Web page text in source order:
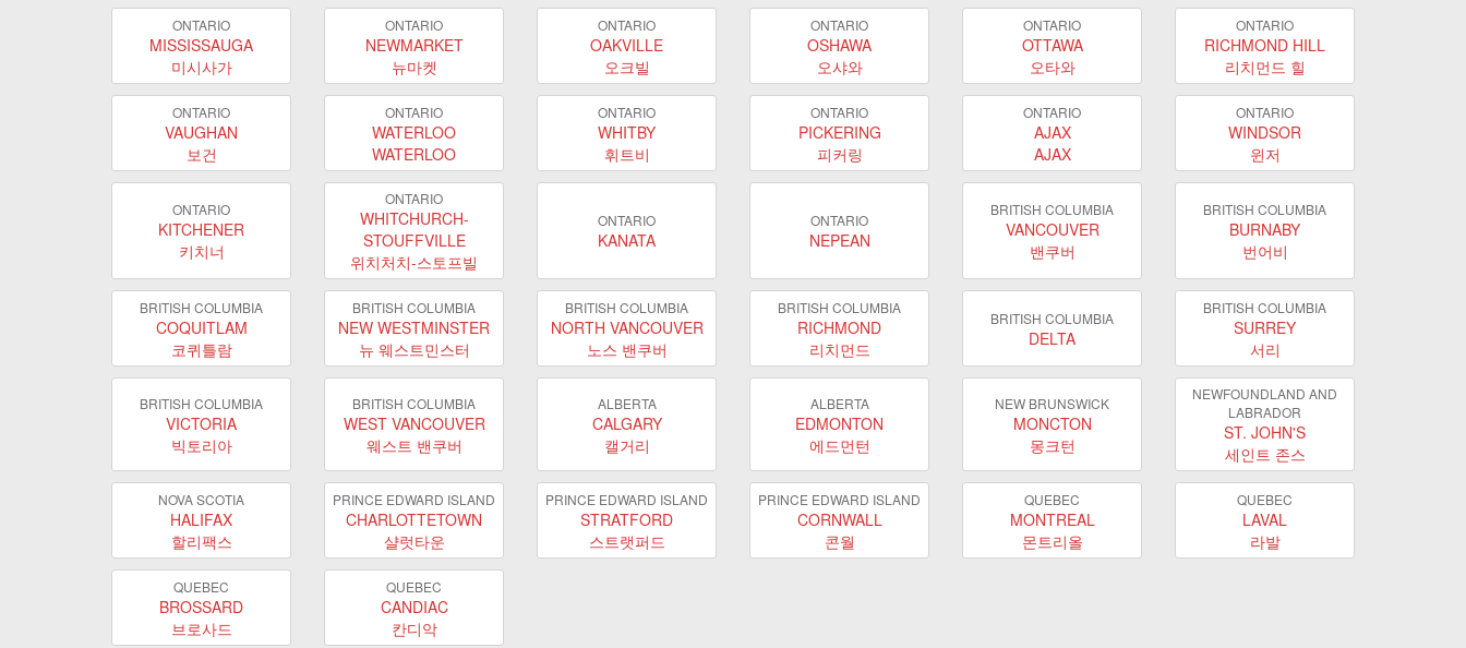
ONTARIO
MISSISSAUGA
미시사가
ONTARIO
NEWMARKET
뉴마켓
ONTARIO
OAKVILLE
오크빌
ONTARIO
OSHAWA
오샤와
ONTARIO
OTTAWA
오타와
ONTARIO
RICHMOND HILL
리치먼드 힐
ONTARIO
VAUGHAN
보건
ONTARIO
WATERLOO
WATERLOO
ONTARIO
WHITBY
휘트비
ONTARIO
PICKERING
피커링
ONTARIO
AJAX
AJAX
ONTARIO
WINDSOR
윈저
ONTARIO
KITCHENER
키치너
ONTARIO
WHITCHURCH-
STOUFFVILLE
위치처치-스토프빌
ONTARIO
KANATA
ONTARIO
NEPEAN
BRITISH COLUMBIA
VANCOUVER
밴쿠버
BRITISH COLUMBIA
BURNABY
번어비
BRITISH COLUMBIA
COQUITLAM
코퀴틀람
BRITISH COLUMBIA
NEW WESTMINSTER
뉴 웨스트민스터
BRITISH COLUMBIA
NORTH VANCOUVER
노스 밴쿠버
BRITISH COLUMBIA
RICHMOND
리치먼드
BRITISH COLUMBIA
DELTA
BRITISH COLUMBIA
SURREY
서리
BRITISH COLUMBIA
VICTORIA
빅토리아
BRITISH COLUMBIA
WEST VANCOUVER
웨스트 밴쿠버
ALBERTA
CALGARY
캘거리
ALBERTA
EDMONTON
에드먼턴
NEW BRUNSWICK
MONCTON
몽크턴
NEWFOUNDLAND AND
LABRADOR
ST. JOHN'S
세인트 존스
NOVA SCOTIA
HALIFAX
할리팩스
PRINCE EDWARD ISLAND
CHARLOTTETOWN
샬럿타운
PRINCE EDWARD ISLAND
STRATFORD
스트랫퍼드
PRINCE EDWARD ISLAND
CORNWALL
콘월
QUEBEC
MONTREAL
몬트리올
QUEBEC
LAVAL
라발
QUEBEC
BROSSARD
브로사드
QUEBEC
CANDIAC
칸디악